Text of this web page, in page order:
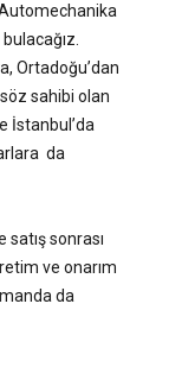
Ortadoğu’dan
sahibi olan
İstanbul’da
da
sonrası
ve onarım
da